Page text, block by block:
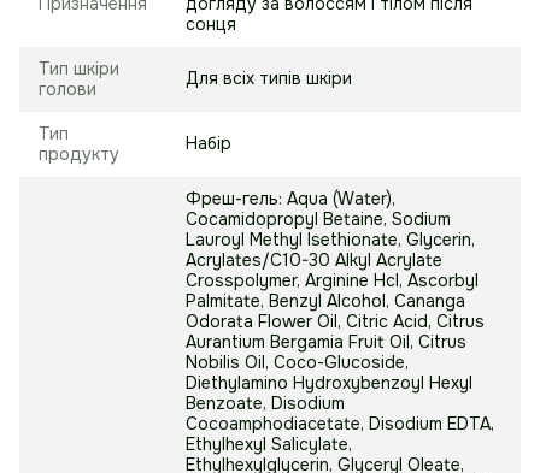
сонця
Тип шкіри
голови
Для всіх типів шкіри
Тип
продукту
Набір
Фреш-гель: Aqua (Water),
Cocamidopropyl Betaine, Sodium
Lauroyl Methyl Isethionate, Glycerin,
Acrylates/C10-30 Alkyl Acrylate
Crosspolymer, Arginine Hcl, Ascorbyl
Palmitate, Benzyl Alcohol, Cananga
Odorata Flower Oil, Citric Acid, Citrus
Aurantium Bergamia Fruit Oil, Citrus
Nobilis Oil, Coco-Glucoside,
Diethylamino Hydroxybenzoyl Hexyl
Benzoate, Disodium
Cocoamphodiacetate, Disodium EDTA,
Ethylhexyl Salicylate,
Ethylhexylglycerin, Glyceryl Oleate,